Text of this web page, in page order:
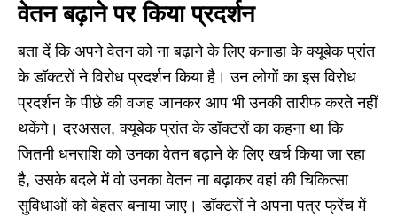
वेतन बढ़ाने पर किया प्रदर्शन
बता दें कि अपने वेतन को ना बढ़ाने के लिए कनाडा के क्यूबेक प्रांत
के डॉक्टरों ने विरोध प्रदर्शन किया है। उन लोगों का इस विरोध
प्रदर्शन के पीछे की वजह जानकर आप भी उनकी तारीफ करते नहीं
थकेंगे। दरअसल, क्यूबेक प्रांत के डॉक्टरों का कहना था कि
जितनी धनराशि को उनका वेतन बढ़ाने के लिए खर्च किया जा रहा
है, उसके बदले में वो उनका वेतन ना बढ़ाकर वहां की चिकित्सा
सुविधाओं को बेहतर बनाया जाए। डॉक्टरों ने अपना पत्र फ्रेंच में